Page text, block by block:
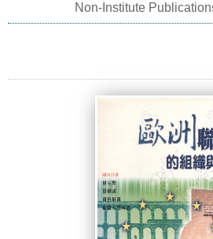
Non-Institute